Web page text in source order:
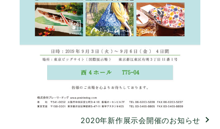
2020年新作展示会開催のお知らせ